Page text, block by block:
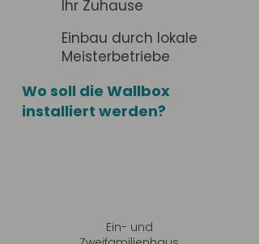
Ihr Zuhause
Einbau durch lokale
Meisterbetriebe
Wo soll die Wallbox
installiert werden?
Ein- und